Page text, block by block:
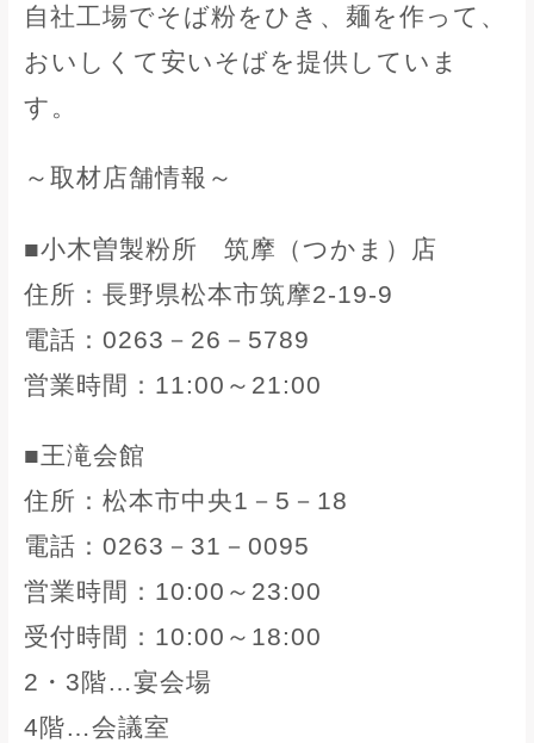
自社工場でそば粉をひき、麺を作って、
おいしくて安いそばを提供していま
す。
～取材店舗情報～
■小木曽製粉所 筑摩（つかま）店
住所：長野県松本市筑摩2-19-9
電話：0263－26－5789
営業時間：11:00～21:00
■王滝会館
住所：松本市中央1－5－18
電話：0263－31－0095
営業時間：10:00～23:00
受付時間：10:00～18:00
2・3階…宴会場
4階…会議室